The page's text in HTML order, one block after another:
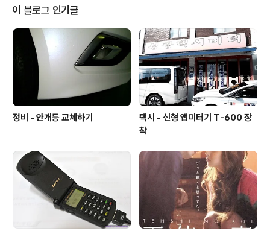
에 도입되어 간판내린 제품.. 최근에는 다시 구제나 혹은..
슈즈로 신제품들이 나오는 LA gear 트레이닝 복을 찾았
다.. 완전 대박난 느낌 ㅎㅎㅎ 빨간색과 검정색의 조화.. 무
슨 해병대 스타일도 아니고.. 암튼.. 개나소나 입는 Northf
ace보다는 좋은것 같다. Nikon D300 & ..
이 블로그 인기글
정비 - 안개등 교체하기
택시 - 신형 앱미터기 T-600 장
착